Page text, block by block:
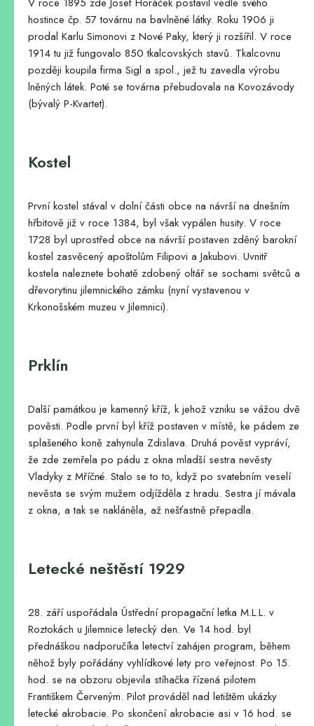
V roce 1895 zde Josef Horáček postavil vedle svého
hostince čp. 57 továrnu na bavlněné látky. Roku 1906 ji
prodal Karlu Simonovi z Nové Paky, který ji rozšířil. V roce
1914 tu již fungovalo 850 tkalcovských stavů. Tkalcovnu
později koupila firma Sigl a spol., jež tu zavedla výrobu
lněných látek. Poté se továrna přebudovala na Kovozávody
(bývalý P-Kvartet).
Kostel
První kostel stával v dolní části obce na návrší na dnešním
hřbitově již v roce 1384, byl však vypálen husity. V roce
1728 byl uprostřed obce na návrší postaven zděný barokní
kostel zasvěcený apoštolům Filipovi a Jakubovi. Uvnitř
kostela naleznete bohatě zdobený oltář se sochami světců a
dřevorytinu jilemnického zámku (nyní vystavenou v
Krkonošském muzeu v Jilemnici).
Prklín
Další památkou je kamenný kříž, k jehož vzniku se vážou dvě
pověsti. Podle první byl kříž postaven v místě, ke pádem ze
splašeného koně zahynula Zdislava. Druhá pověst vypráví,
že zde zemřela po pádu z okna mladší sestra nevěsty
Vladyky z Mříčné. Stalo se to to, když po svatebním veselí
nevěsta se svým mužem odjížděla z hradu. Sestra jí mávala
z okna, a tak se nakláněla, až nešťastně přepadla.
Letecké neštěstí 1929
28. září uspořádala Ústřední propagační letka M.L.L. v
Roztokách u Jilemnice letecký den. Ve 14 hod. byl
přednáškou nadporučíka letectví zahájen program, během
něhož byly pořádány vyhlídkové lety pro veřejnost. Po 15.
hod. se na obzoru objevila stíhačka řízená pilotem
Františkem Červeným. Pilot prováděl nad letištěm ukázky
letecké akrobacie. Po skončení akrobacie asi v 16 hod. se